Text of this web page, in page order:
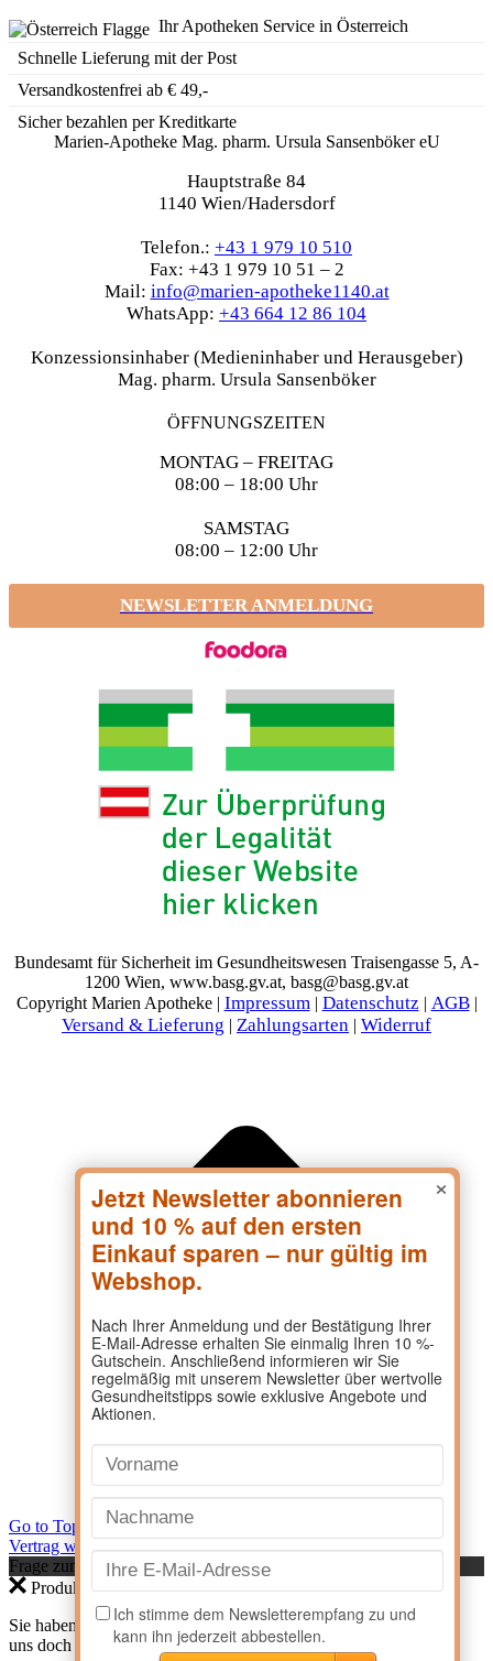
Ihr Apotheken Service in Österreich
Schnelle Lieferung mit der Post
Versandkostenfrei ab € 49,-
Sicher bezahlen per Kreditkarte
Marien-Apotheke Mag. pharm. Ursula Sansenböker eU
Hauptstraße 84
1140 Wien/Hadersdorf
Telefon.: +43 1 979 10 510
Fax: +43 1 979 10 51 – 2
Mail: info@marien-apotheke1140.at
WhatsApp: +43 664 12 86 104
Konzessionsinhaber (Medieninhaber und Herausgeber)
Mag. pharm. Ursula Sansenböker
ÖFFNUNGSZEITEN
MONTAG – FREITAG
08:00 – 18:00 Uhr
SAMSTAG
08:00 – 12:00 Uhr
NEWSLETTER ANMELDUNG
Bundesamt für Sicherheit im Gesundheitswesen Traisengasse 5, A-
1200 Wien, www.basg.gv.at, basg@basg.gv.at
Copyright Marien Apotheke | Impressum| Datenschutz | AGB|
Versand & Lieferung | Zahlungsarten | Widerruf
Go to Top
Vertrag widerrufen
Frage zum Produkt?
Produktanfrage
Sie haben eine Frage zu einem Produkt? Dann kontaktieren Sie
uns doch direkt hier.
×